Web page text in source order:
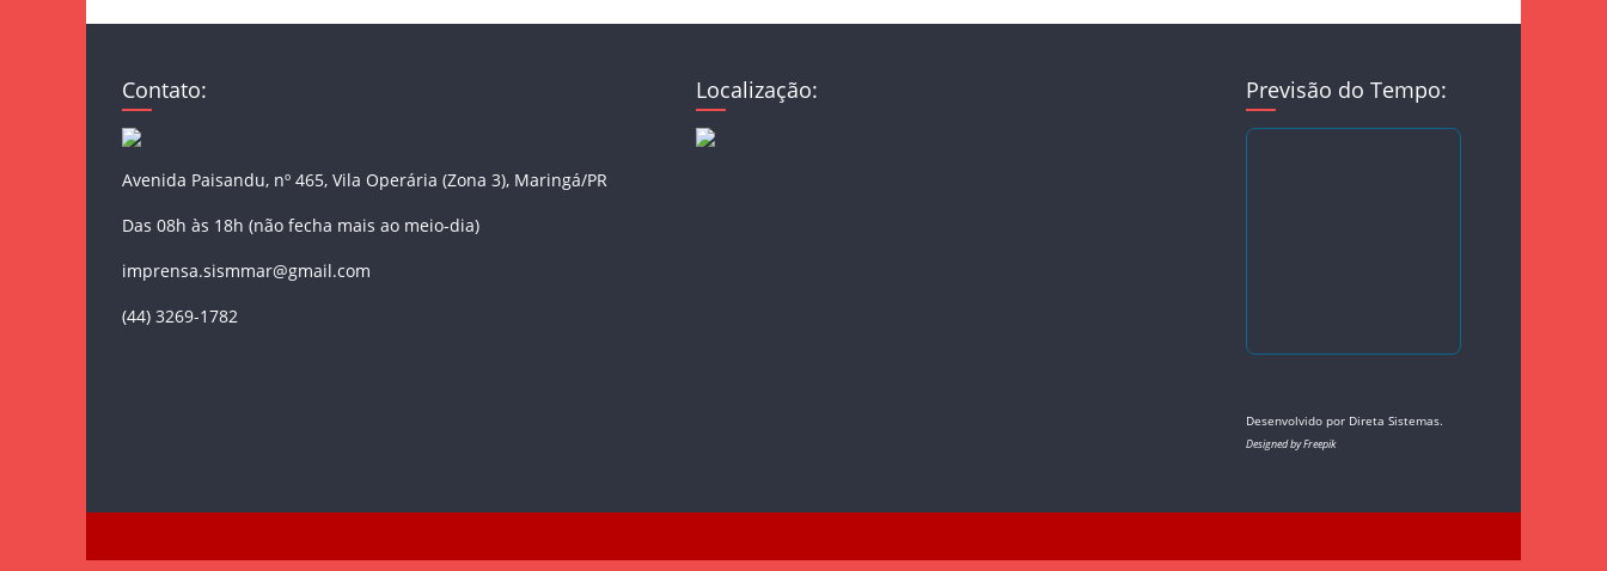
Contato:
Avenida Paisandu, nº 465, Vila Operária (Zona 3), Maringá/PR
Das 08h às 18h (não fecha mais ao meio-dia)
imprensa.sismmar@gmail.com
(44) 3269-1782
Localização: Previsão do Tempo:
Desenvolvido por Direta Sistemas.
Designed by Freepik